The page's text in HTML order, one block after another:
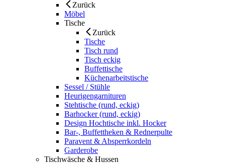
Zurück
Möbel
Tische
Zurück
Tische
Tisch rund
Tisch eckig
Buffettische
Küchenarbeitstische
Sessel / Stühle
Heurigengarnituren
Stehtische (rund, eckig)
Barhocker (rund, eckig)
Design Hochtische inkl. Hocker
Bar-, Buffettheken & Rednerpulte
Paravent & Absperrkordeln
Garderobe
Tischwäsche & Hussen